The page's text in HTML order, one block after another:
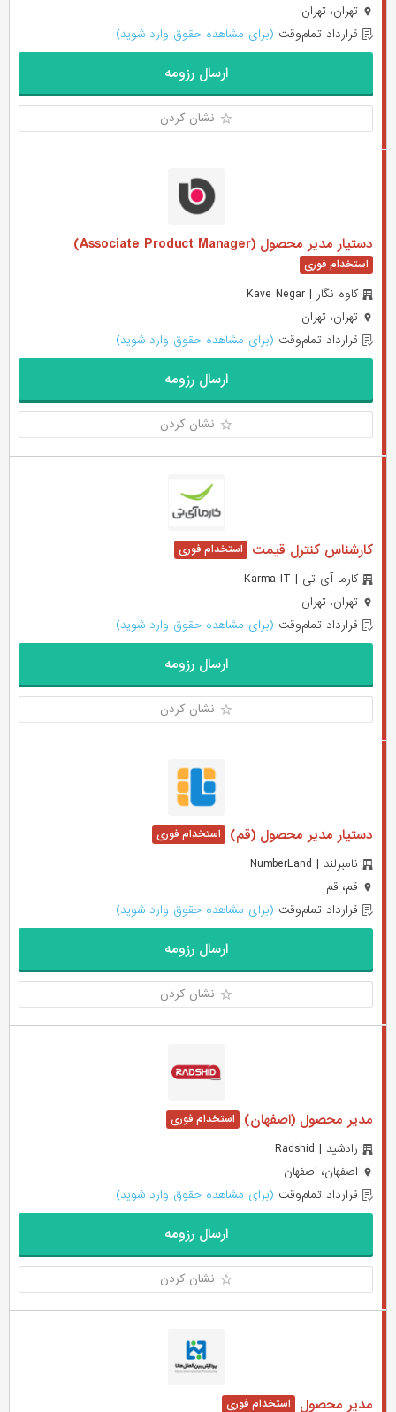
تهران، تهران
قرارداد تمام‌وقت (برای مشاهده حقوق وارد شوید)
ارسال رزومه
نشان کردن
دستیار مدیر محصول (Associate Product Manager)
کاوه نگار | Kave Negar
تهران، تهران
قرارداد تمام‌وقت (برای مشاهده حقوق وارد شوید)
ارسال رزومه
نشان کردن
کارشناس کنترل قیمت
کارما آی تی | Karma IT
تهران، تهران
قرارداد تمام‌وقت (برای مشاهده حقوق وارد شوید)
ارسال رزومه
نشان کردن
دستیار مدیر محصول (قم)
نامبرلند | NumberLand
قم، قم
قرارداد تمام‌وقت (برای مشاهده حقوق وارد شوید)
ارسال رزومه
نشان کردن
مدیر محصول (اصفهان)
رادشید | Radshid
اصفهان، اصفهان
قرارداد تمام‌وقت (برای مشاهده حقوق وارد شوید)
ارسال رزومه
نشان کردن
مدیر محصول